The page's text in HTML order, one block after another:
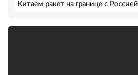
Китаем ракет на границе с Россией